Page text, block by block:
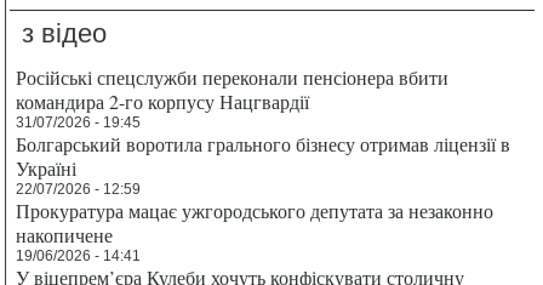
з відео
Російські спецслужби переконали пенсіонера вбити
командира 2-го корпусу Нацгвардії
31/07/2026 - 19:45
Болгарський воротила грального бізнесу отримав ліцензії в
Україні
22/07/2026 - 12:59
Прокуратура мацає ужгородського депутата за незаконно
накопичене
19/06/2026 - 14:41
У віцепрем’єра Кулеби хочуть конфіскувати столичну